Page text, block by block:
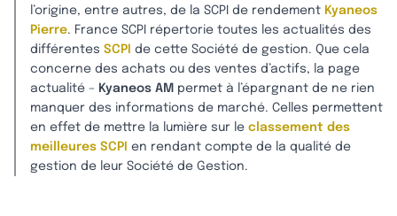
l’origine, entre autres, de la SCPI de rendement Kyaneos
Pierre. France SCPI répertorie toutes les actualités des
différentes SCPI de cette Société de gestion. Que cela
concerne des achats ou des ventes d’actifs, la page
actualité – Kyaneos AM permet à l’épargnant de ne rien
manquer des informations de marché. Celles permettent
en effet de mettre la lumière sur le classement des
meilleures SCPI en rendant compte de la qualité de
gestion de leur Société de Gestion.